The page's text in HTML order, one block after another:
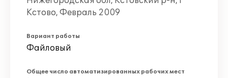
Кстово, Февраль 2009
Вариант работы
Файловый
Общее число автоматизированных рабочих мест